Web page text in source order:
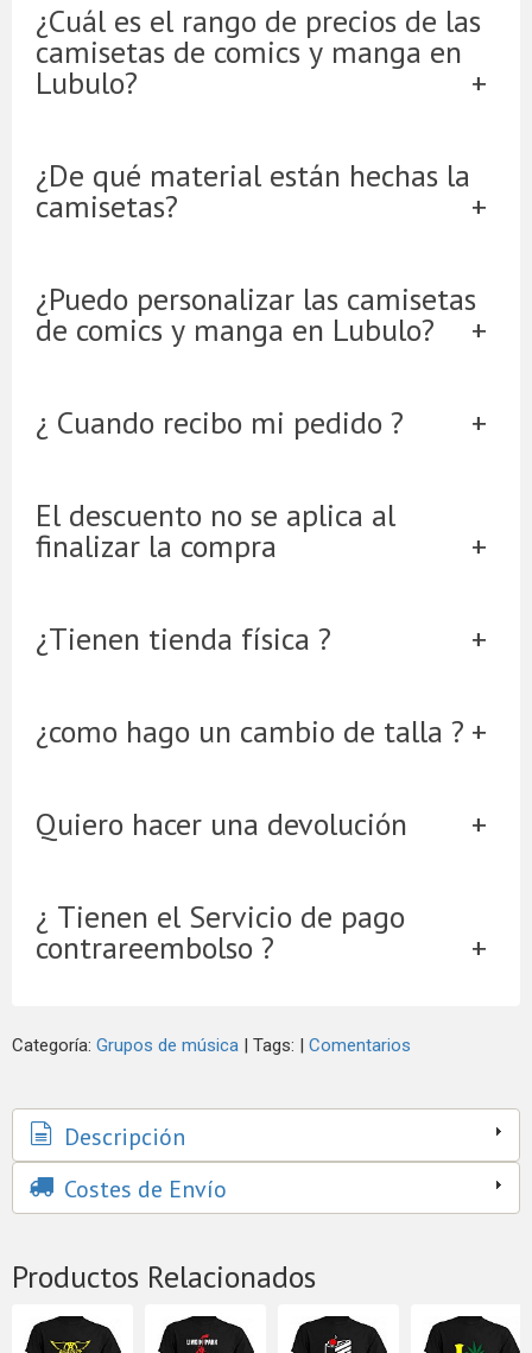
¿Cuál es el rango de precios de las
camisetas de comics y manga en
Lubulo?
¿De qué material están hechas la
camisetas?
¿Puedo personalizar las camisetas
de comics y manga en Lubulo?
¿ Cuando recibo mi pedido ?
El descuento no se aplica al
finalizar la compra
¿Tienen tienda física ?
¿como hago un cambio de talla ?
Quiero hacer una devolución
¿ Tienen el Servicio de pago
contrareembolso ?
Categoría: Grupos de música Tags: Comentarios
Descripción
Costes de Envío
Productos Relacionados